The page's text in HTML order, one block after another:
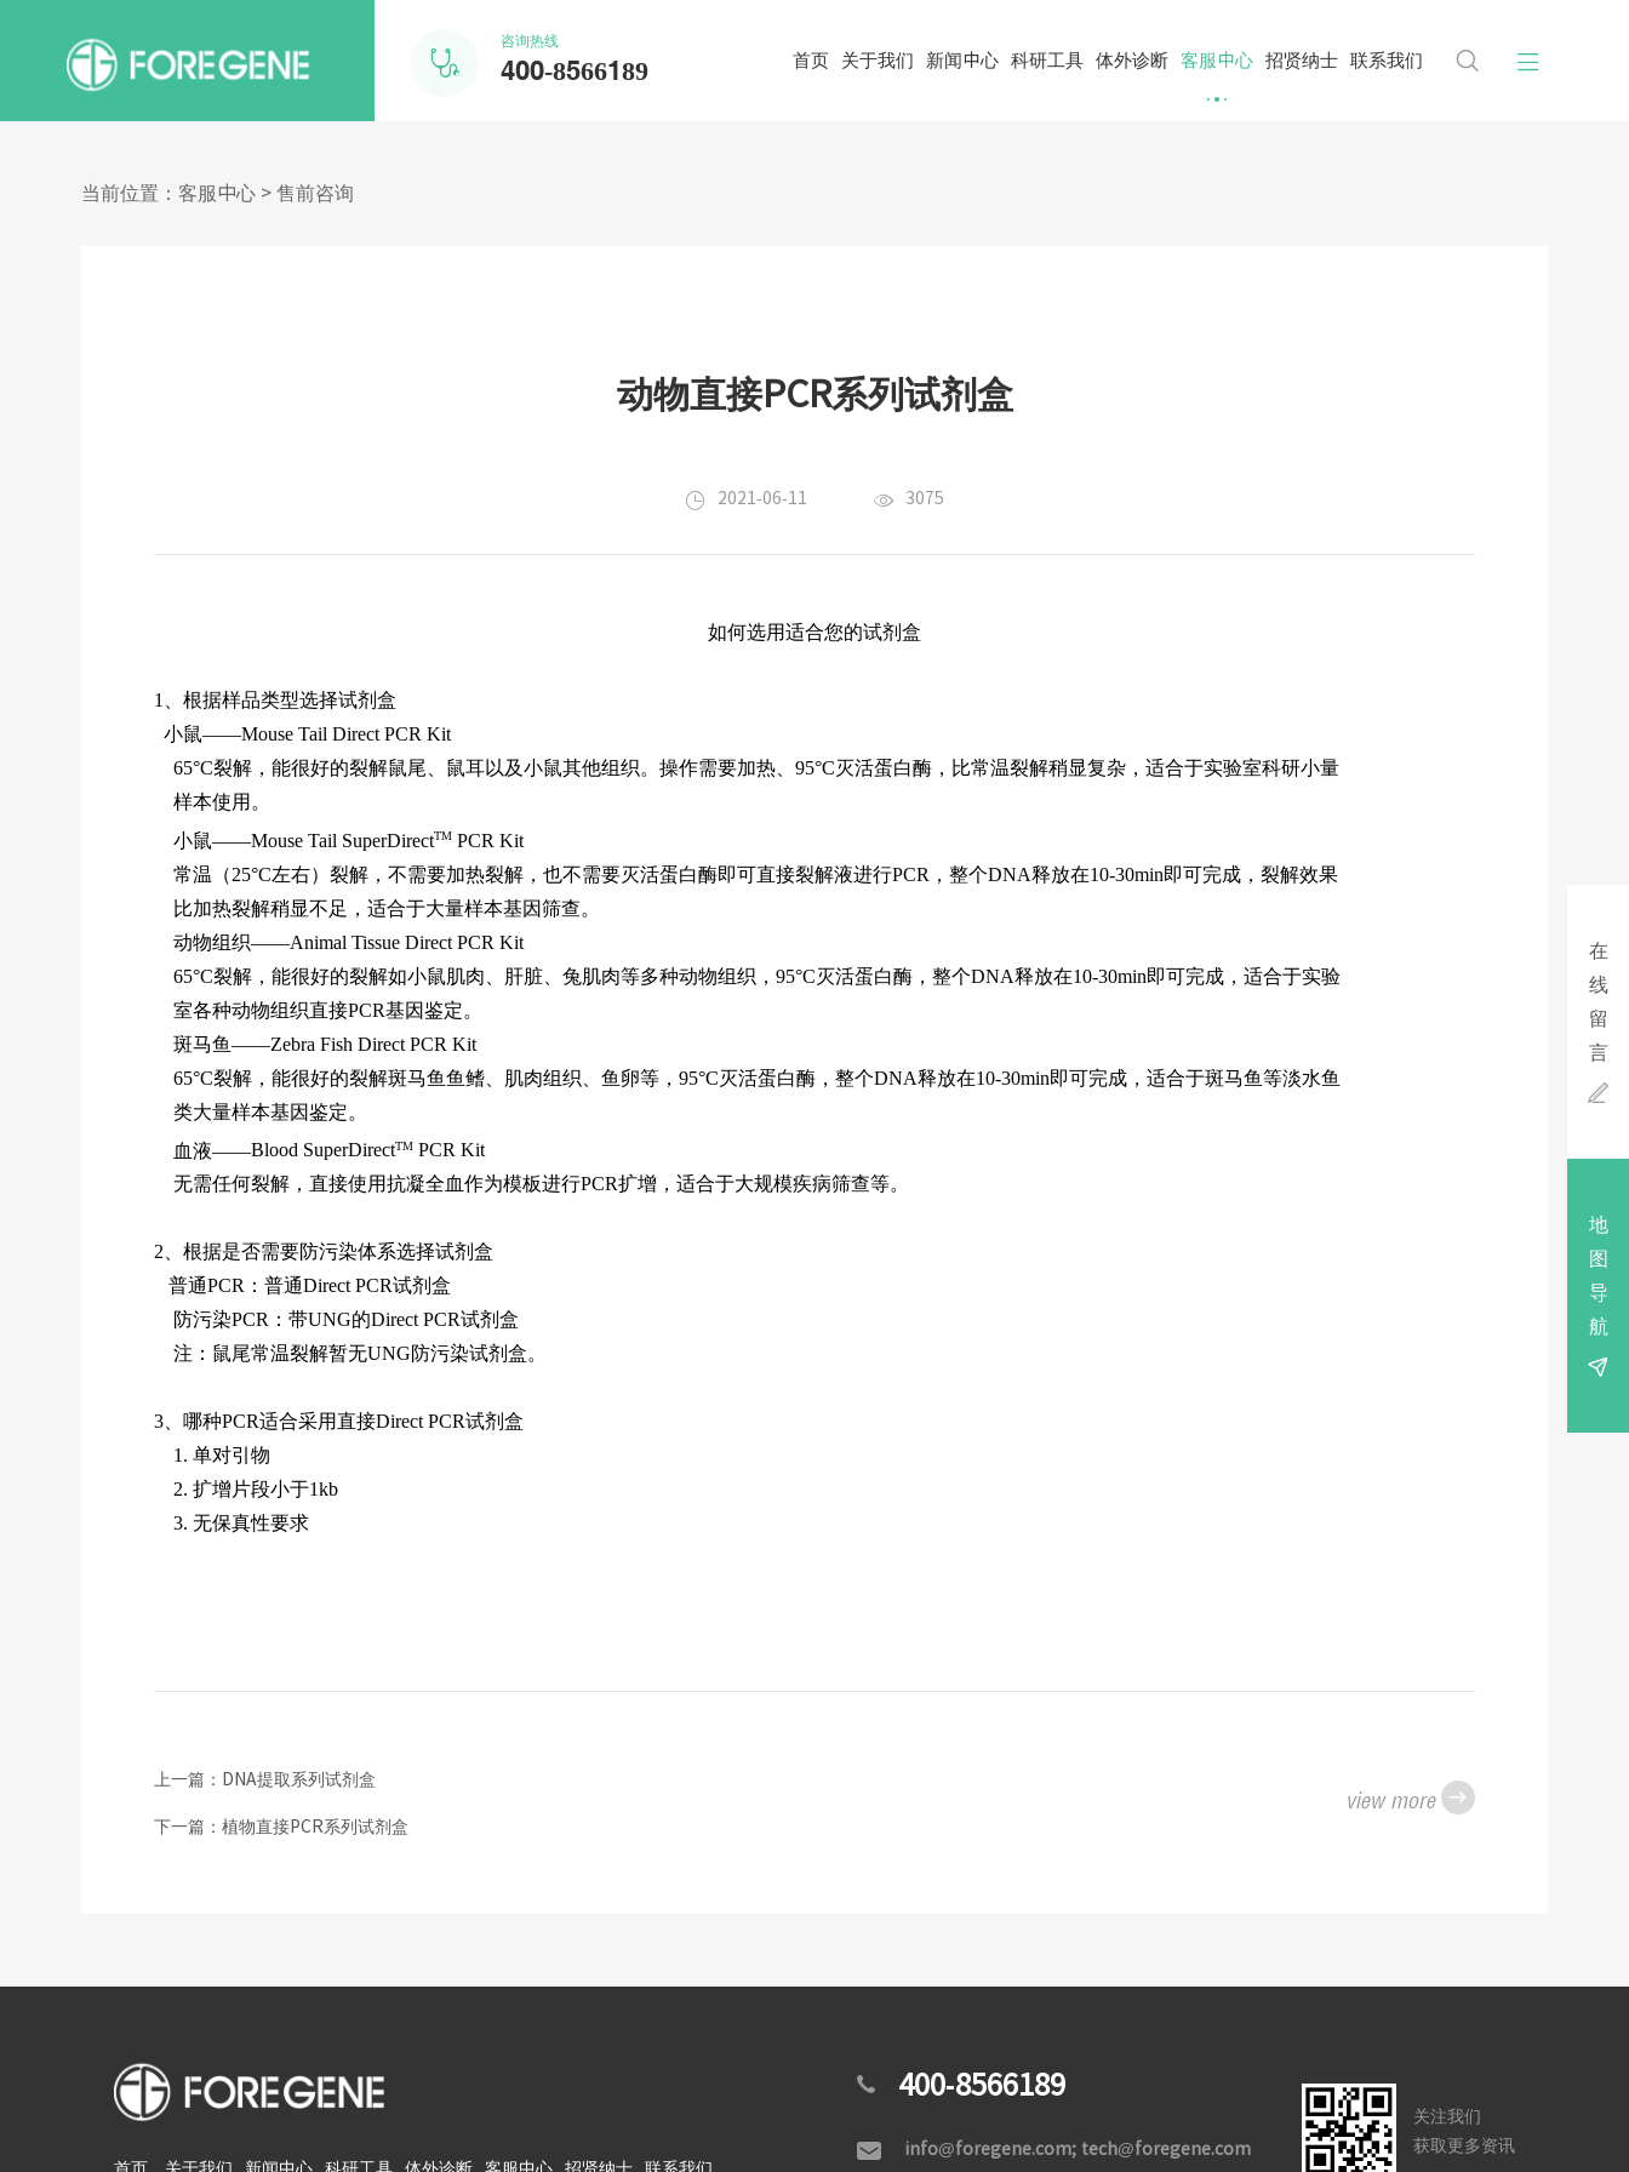

咨询热线
400-8566189 首页 关于我们 新闻中心 科研工具 体外诊断 客服中心 招贤纳士 联系我们  
在
线
留
言

地
图
导
航

当前位置：客服中心 >售前咨询
动物直接PCR系列试剂盒
 2021-06-11  3075
如何选用适合您的试剂盒
1、根据样品类型选择试剂盒
小鼠——Mouse Tail Direct PCR Kit
65°C裂解，能很好的裂解鼠尾、鼠耳以及小鼠其他组织。操作需要加热、95°C灭活蛋白酶，比常温裂解稍显复杂，适合于实验室科研小量
样本使用。
小鼠——Mouse Tail SuperDirectTM PCR Kit
常温（25°C左右）裂解，不需要加热裂解，也不需要灭活蛋白酶即可直接裂解液进行PCR，整个DNA释放在10-30min即可完成，裂解效果
比加热裂解稍显不足，适合于大量样本基因筛查。
动物组织——Animal Tissue Direct PCR Kit
65°C裂解，能很好的裂解如小鼠肌肉、肝脏、兔肌肉等多种动物组织，95°C灭活蛋白酶，整个DNA释放在10-30min即可完成，适合于实验
室各种动物组织直接PCR基因鉴定。
斑马鱼——Zebra Fish Direct PCR Kit
65°C裂解，能很好的裂解斑马鱼鱼鳍、肌肉组织、鱼卵等，95°C灭活蛋白酶，整个DNA释放在10-30min即可完成，适合于斑马鱼等淡水鱼
类大量样本基因鉴定。
血液——Blood SuperDirectTM PCR Kit
无需任何裂解，直接使用抗凝全血作为模板进行PCR扩增，适合于大规模疾病筛查等。
2、根据是否需要防污染体系选择试剂盒
普通PCR：普通Direct PCR试剂盒
防污染PCR：带UNG的Direct PCR试剂盒
注：鼠尾常温裂解暂无UNG防污染试剂盒。
3、哪种PCR适合采用直接Direct PCR试剂盒
1. 单对引物
2. 扩增片段小于1kb
3. 无保真性要求
上一篇：DNA提取系列试剂盒
下一篇：植物直接PCR系列试剂盒
view more 
 400-8566189
 info@foregene.com; tech@foregene.com
关注我们
获取更多资讯